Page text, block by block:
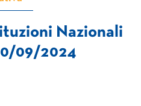
Nazionali
09/2024